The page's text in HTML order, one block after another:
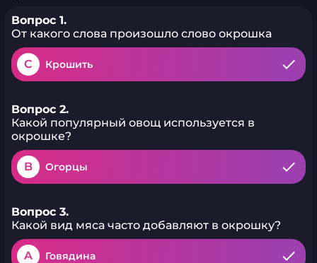
Вопрос 1.
От какого слова произошло слово окрошка
C Крошить
Вопрос 2.
Какой популярный овощ используется в
окрошке?
B Огорцы
Вопрос 3.
Какой вид мяса часто добавляют в окрошку?
A Говядина